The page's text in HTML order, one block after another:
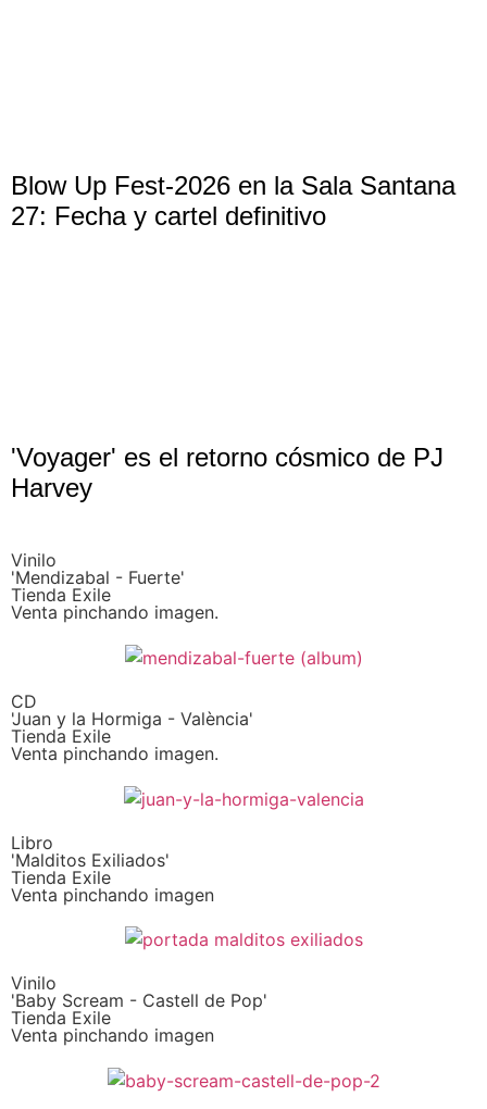
Blow Up Fest-2026 en la Sala Santana
27: Fecha y cartel definitivo
'Voyager' es el retorno cósmico de PJ
Harvey
Vinilo
'Mendizabal - Fuerte'
Tienda Exile
Venta pinchando imagen.
CD
'Juan y la Hormiga - València'
Tienda Exile
Venta pinchando imagen.
Libro
'Malditos Exiliados'
Tienda Exile
Venta pinchando imagen
Vinilo
'Baby Scream - Castell de Pop'
Tienda Exile
Venta pinchando imagen